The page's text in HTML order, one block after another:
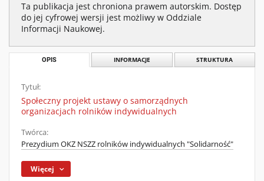
Ta publikacja jest chroniona prawem autorskim. Dostęp
do jej cyfrowej wersji jest możliwy w Oddziale
Informacji Naukowej.
OPIS INFORMACJE STRUKTURA
Tytuł:
Społeczny projekt ustawy o samorządnych
organizacjach rolników indywidualnych
Twórca:
Prezydium OKZ NSZZ rolników indywidualnych "Solidarność"
Więcej